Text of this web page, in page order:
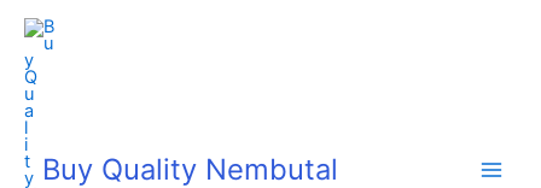
Skip
content
Buy Quality Nembutal